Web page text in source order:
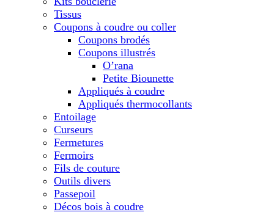
Tissus
Coupons à coudre ou coller
Coupons brodés
Coupons illustrés
O’rana
Petite Biounette
Appliqués à coudre
Appliqués thermocollants
Entoilage
Curseurs
Fermetures
Fermoirs
Fils de couture
Outils divers
Passepoil
Décos bois à coudre